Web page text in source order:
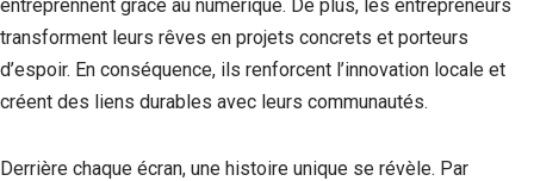
entreprennent grâce au numérique. De plus, les entrepreneurs
transforment leurs rêves en projets concrets et porteurs
d’espoir. En conséquence, ils renforcent l’innovation locale et
créent des liens durables avec leurs communautés.
Derrière chaque écran, une histoire unique se révèle. Par